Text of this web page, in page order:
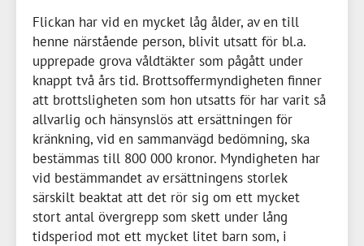
Flickan har vid en mycket låg ålder, av en till
henne närstående person, blivit utsatt för bl.a.
upprepade grova våldtäkter som pågått under
knappt två års tid. Brottsoffermyndigheten finner
att brottsligheten som hon utsatts för har varit så
allvarlig och hänsynslös att ersättningen för
kränkning, vid en sammanvägd bedömning, ska
bestämmas till 800 000 kronor. Myndigheten har
vid bestämmandet av ersättningens storlek
särskilt beaktat att det rör sig om ett mycket
stort antal övergrepp som skett under lång
tidsperiod mot ett mycket litet barn som, i